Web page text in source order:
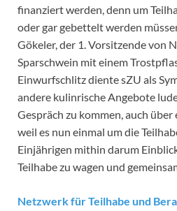
finanziert werden, denn um
oder gar gebettelt werden
Gökeler, der 1. Vorsitzende von
Sparschwein mit einem
Einwurfschlitz diente sZU als
andere kulinrische Angebote
Gespräch zu kommen, auch über
weil es nun einmal um die
Einjährigen mithin darum
Teilhabe zu wagen und
Netzwerk für Teilhabe und